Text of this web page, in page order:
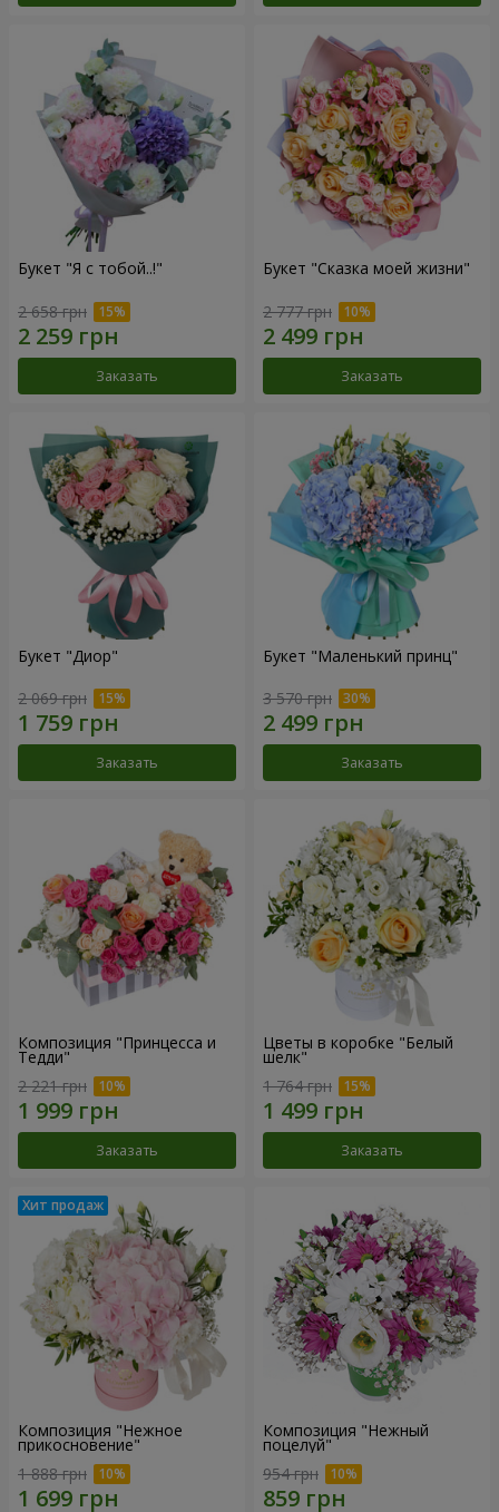
Букет "Я с тобой..!"
2 658 грн
Заказать
Букет "Сказка моей жизни"
2 777 грн
Заказать
Букет "Диор"
2 069 грн
Заказать
Букет "Маленький принц"
3 570 грн
Заказать
Композиция "Принцесса и
Тедди"
2 221 грн
Заказать
Цветы в коробке "Белый
шелк"
1 764 грн
Заказать
Композиция "Нежное
прикосновение"
1 888 грн
Композиция "Нежный
поцелуй"
954 грн